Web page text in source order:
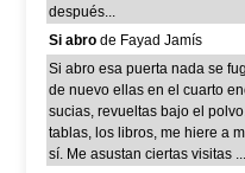
después...
Si abro de Fayad Jamís
Si abro esa puerta nada se
de nuevo ellas en el cuarto
sucias, revueltas bajo el
tablas, los libros, me hiere a
sí. Me asustan ciertas visitas ...